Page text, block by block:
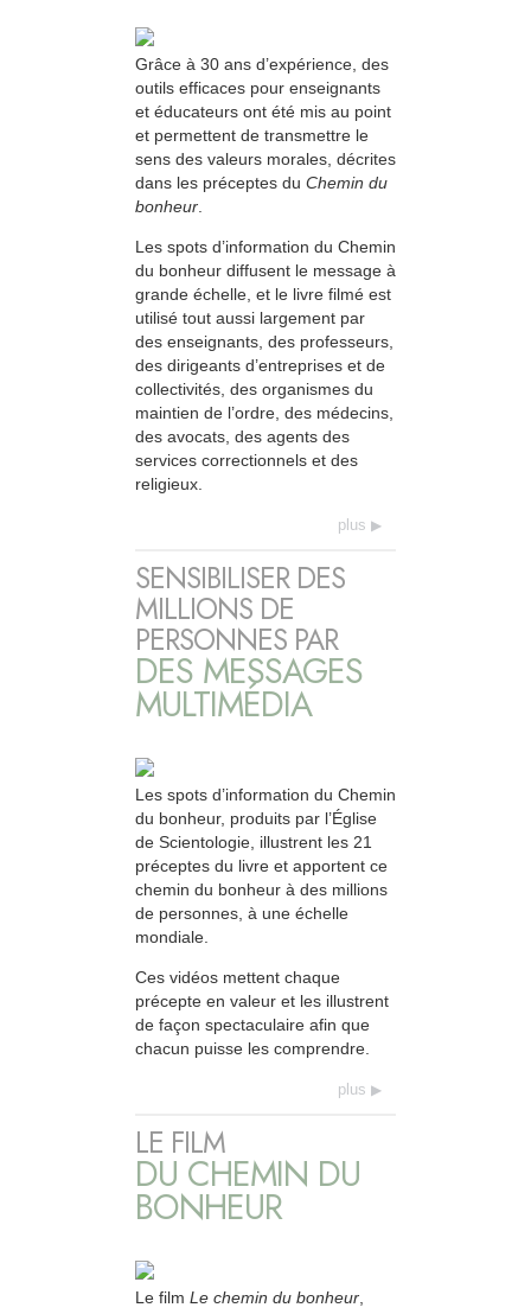
Grâce à 30 ans d’expérience, des
outils efficaces pour enseignants
et éducateurs ont été mis au point
et permettent de transmettre le
sens des valeurs morales, décrites
dans les préceptes du Chemin du
bonheur
Les spots d’information du Chemin
du bonheur diffusent le message à
grande échelle, et le livre filmé est
utilisé tout aussi largement par
des enseignants, des professeurs,
des dirigeants d’entreprises et de
collectivités, des organismes du
maintien de l’ordre, des médecins,
des avocats, des agents des
services correctionnels et des
religieux.
plus
SENSIBILISER DES
MILLIONS DE
PERSONNES PAR
DES MESSAGES
MULTIMÉDIA
Les spots d’information du Chemin
du bonheur, produits par l’Église
de Scientologie, illustrent les 21
préceptes du livre et apportent ce
chemin du bonheur à des millions
de personnes, à une échelle
mondiale.
Ces vidéos mettent chaque
précepte en valeur et les illustrent
de façon spectaculaire afin que
chacun puisse les comprendre.
plus
LE FILM
DU CHEMIN DU
BONHEUR
Le film Le chemin du bonheur